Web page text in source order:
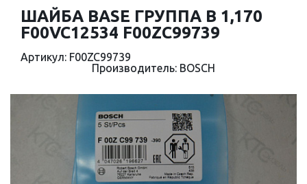
ШАЙБА BASE ГРУППА B 1,170
F00VC12534 F00ZC99739
Артикул: F00ZC99739
Производитель: BOSCH